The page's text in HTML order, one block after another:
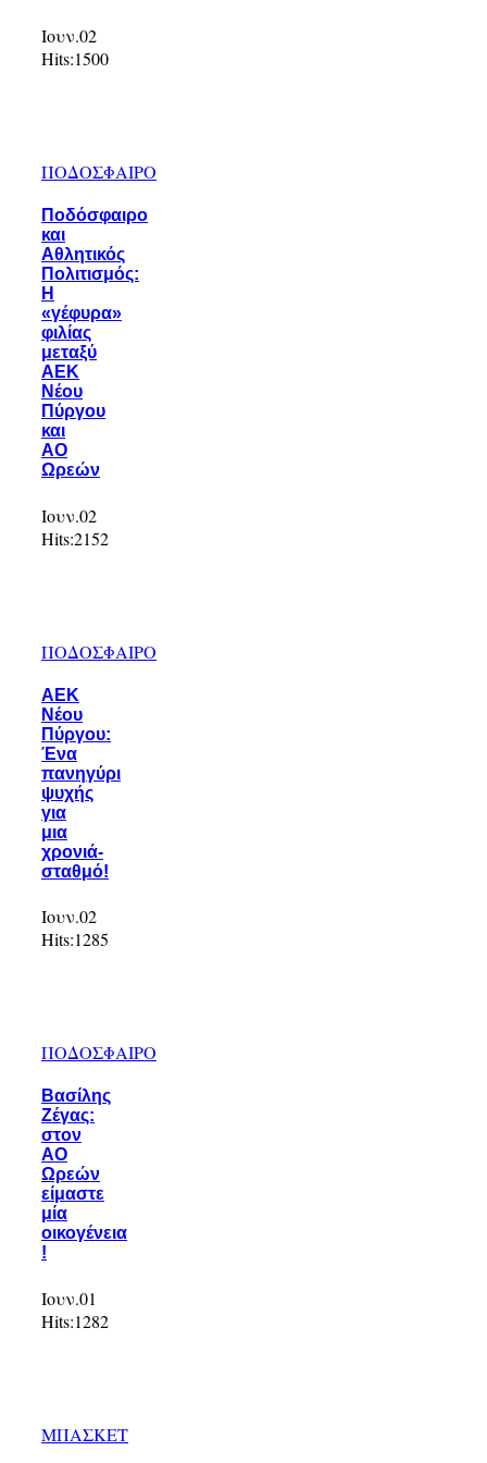
Ιουν.02
Hits:1500
ΠΟΔΟΣΦΑΙΡΟ
Ποδόσφαιρο
και
Αθλητικός
Πολιτισμός:
Η
«γέφυρα»
φιλίας
μεταξύ
ΑΕΚ
Νέου
Πύργου
και
ΑΟ
Ωρεών
Ιουν.02
Hits:2152
ΠΟΔΟΣΦΑΙΡΟ
ΑΕΚ
Νέου
Πύργου:
Ένα
πανηγύρι
ψυχής
για
μια
χρονιά-
σταθμό!
Ιουν.02
Hits:1285
ΠΟΔΟΣΦΑΙΡΟ
Βασίλης
Ζέγας:
στον
ΑΟ
Ωρεών
είμαστε
μία
οικογένεια
!
Ιουν.01
Hits:1282
ΜΠΑΣΚΕΤ